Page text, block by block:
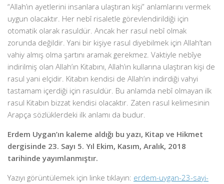
“Allah’ın ayetlerini insanlara ulaştıran kişi” anlamlarını vermek
uygun olacaktır. Her nebî risaletle görevlendirildiği için
otomatik olarak rasuldür. Ancak her rasul nebî olmak
zorunda değildir. Yani bir kişiye rasul diyebilmek için Allah’tan
vahiy almış olma şartını aramak gerekmez. Vaktiyle nebîye
indirilmiş olan Allah’ın Kitabını, Allah’ın kullarına ulaştıran kişi de
rasul yani elçidir. Kitabın kendisi de Allah’ın indirdiği vahyi
tastamam içerdiği için rasuldür. Bu anlamda nebî olmayan ilk
rasul Kitabın bizzat kendisi olacaktır. Zaten rasul kelimesinin
Arapça sözlüklerdeki ilk anlamı da budur.
Erdem Uygan’ın kaleme aldığı bu yazı, Kitap ve Hikmet
dergisinde 23. Sayı 5. Yıl Ekim, Kasım, Aralık, 2018
tarihinde yayımlanmıştır.
Yazıyı görüntülemek için linke tıklayın: erdem-uygan-23-sayi-